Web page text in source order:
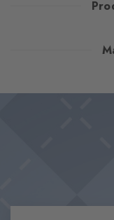
Minimalistisches